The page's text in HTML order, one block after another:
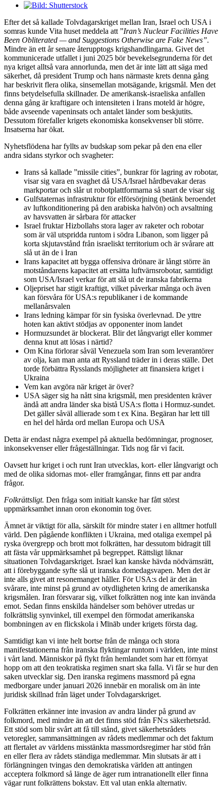
Visa
bild
Efter det så kallade Tolvdagarskriget mellan Iran, Israel och USA i
somras kunde Vita huset meddela att ”Iran’s Nuclear Facilities Have
Been Obliterated — and Suggestions Otherwise are Fake News”.
Mindre än ett år senare återupptogs krigshandlingarna. Givet det
kommunicerade utfallet i juni 2025 bör bevekelsegrunderna för det
nya kriget alltså vara annorlunda, men det är inte lätt att säga med
säkerhet, då president Trump och hans närmaste krets denna gång
har beskrivit flera olika, sinsemellan motsägande, krigsmål. Men det
finns betydelsefulla skillnader. De amerikansk-israeliska anfallen
denna gång är kraftigare och intensiteten i Irans moteld är högre,
både avseende vapeninsats och antalet länder som beskjutits.
Dessutom förefaller krigets ekonomiska konsekvenser bli större.
Insatserna har ökat.
Nyhetsflödena har fyllts av budskap som pekar på den ena eller
andra sidans styrkor och svagheter:
Irans så kallade ”missile cities”, bunkrar för lagring av robotar,
visar sig vara en svaghet då USA/Israel hårdbevakar deras
markportar och slår ut robotplattformarna så snart de visar sig
Gulfstaternas infrastruktur för elförsörjning (betänk beroendet
av luftkonditionering på den arabiska halvön) och avsaltning
av havsvatten är sårbara för attacker
Israel fruktar Hizbollahs stora lager av raketer och robotar
som är väl utspridda runtom i södra Libanon, som ligger på
korta skjutavstånd från israeliskt territorium och är svårare att
slå ut än de i Iran
Irans kapacitet att bygga offensiva drönare är långt större än
motståndarens kapacitet att ersätta luftvärnsrobotar, samtidigt
som USA/Israel verkar för att slå ut de iranska fabrikerna
Oljepriset har stigit kraftigt, vilket påverkar många och även
kan försvåra för USA:s republikaner i de kommande
mellanårsvalen
Irans ledning kämpar för sin fysiska överlevnad. De yttre
hoten kan aktivt stödjas av opponenter inom landet
Hormuzsundet är blockerat. Blir det långvarigt eller kommer
denna knut att lösas i närtid?
Om Kina förlorar såväl Venezuela som Iran som leverantörer
av olja, kan man anta att Ryssland träder in i deras ställe. Det
torde förbättra Rysslands möjligheter att finansiera kriget i
Ukraina
Vem kan avgöra när kriget är över?
USA säger sig ha nått sina krigsmål, men presidenten kräver
ändå att andra länder ska bistå USA:s flotta i Hormuz-sundet.
Det gäller såväl allierade som t ex Kina. Begäran har lett till
en hel del hårda ord mellan Europa och USA
Detta är endast några exempel på aktuella bedömningar, prognoser,
inkonsekvenser eller frågeställningar. Tids nog får vi facit.
Oavsett hur kriget i och runt Iran utvecklas, kort- eller långvarigt och
med de olika sidornas mot- eller framgångar, finns ett par andra
frågor.
Folkrättsligt. Den fråga som initialt kanske har fått störst
uppmärksamhet innan oron ekonomin tog över.
Ämnet är viktigt för alla, särskilt för mindre stater i en alltmer hotfull
värld. Den pågående konflikten i Ukraina, med otaliga exempel på
ryska övergrepp och brott mot folkrätten, har dessutom bidragit till
att fästa vår uppmärksamhet på begreppet. Rättsligt liknar
situationen Tolvdagarskriget. Israel kan kanske hävda nödvärnsrätt,
att i förebyggande syfte slå ut iranska domedagsvapen. Men det är
inte alls givet att resonemanget håller. För USA:s del är det än
svårare, inte minst på grund av otydligheten kring de amerikanska
krigsmålen. Iran försvarar sig, vilket folkrätten nog inte kan invända
emot. Sedan finns enskilda händelser som behöver utredas ur
folkrättslig synvinkel, till exempel den förmodat amerikanska
bombningen av en flickskola i Mīnāb under krigets första dag.
Samtidigt kan vi inte helt bortse från de många och stora
manifestationerna från iranska flyktingar runtom i världen, inte minst
i vårt land. Människor på flykt från hemlandet som har ett förnyat
hopp om att den teokratiska regimen snart ska falla. Vi får se hur den
saken utvecklar sig. Den iranska regimens massmord på egna
medborgare under januari 2026 innebär en moralisk om än inte
juridisk skillnad från läget under Tolvdagarskriget.
Folkrätten erkänner inte invasion av andra länder på grund av
folkmord, med mindre än att det finns stöd från FN:s säkerhetsråd.
Ett stöd som blir svårt att få till stånd, givet säkerhetsrådets
vetoregler, sammansättningen av rådets medlemmar och det faktum
att flertalet av världens misstänkta massmordsregimer har stöd från
en eller flera av rådets ständiga medlemmar. Min slutsats är att i
förlängningen tvingas den demokratiska världen att antingen
acceptera folkmord så länge de äger rum intranationellt eller finna
vägar runt folkrättens bokstav. Ett val utan enkla alternativ.